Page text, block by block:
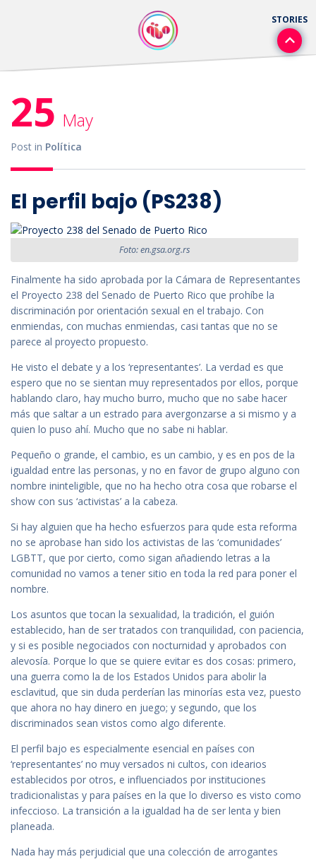
25 May
Post in Política
El perfil bajo (PS238)
Foto: en.gsa.org.rs
Finalmente ha sido aprobada por la Cámara de Representantes
el Proyecto 238 del Senado de Puerto Rico que prohíbe la
discriminación por orientación sexual en el trabajo. Con
enmiendas, con muchas enmiendas, casi tantas que no se
parece al proyecto propuesto.
He visto el debate y a los ‘representantes’. La verdad es que
espero que no se sientan muy representados por ellos, porque
hablando claro, hay mucho burro, mucho que no sabe hacer
más que saltar a un estrado para avergonzarse a si mismo y a
quien lo puso ahí. Mucho que no sabe ni hablar.
Pequeño o grande, el cambio, es un cambio, y es en pos de la
igualdad entre las personas, y no en favor de grupo alguno con
nombre ininteligible, que no ha hecho otra cosa que robarse el
show con sus ‘activistas’ a la cabeza.
Si hay alguien que ha hecho esfuerzos para qude esta reforma
no se aprobase han sido los activistas de las ‘comunidades’
LGBTT, que por cierto, como sigan añadiendo letras a la
comunidad no vamos a tener sitio en toda la red para poner el
nombre.
Los asuntos que tocan la sexualidad, la tradición, el guión
establecido, han de ser tratados con tranquilidad, con paciencia,
y si es posible negociados con nocturnidad y aprobados con
alevosía. Porque lo que se quiere evitar es dos cosas: primero,
una guerra como la de los Estados Unidos para abolir la
esclavitud, que sin duda perderían las minorías esta vez, puesto
que ahora no hay dinero en juego; y segundo, que los
discriminados sean vistos como algo diferente.
El perfil bajo es especialmente esencial en países con
‘representantes’ no muy versados ni cultos, con idearios
establecidos por otros, e influenciados por instituciones
tradicionalistas y para países en la que lo diverso es visto como
infeccioso. La transición a la igualdad ha de ser lenta y bien
planeada.
Nada hay más perjudicial que una colección de arrogantes